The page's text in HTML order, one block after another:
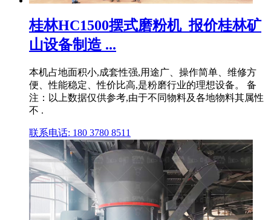
桂林HC1500摆式磨粉机_报价桂林矿
山设备制造 ...
本机占地面积小,成套性强,用途广、操作简单、维修方
便、性能稳定、性价比高,是粉磨行业的理想设备。 备
注：以上数据仅供参考,由于不同物料及各地物料其属性
不 .
联系电话: 180 3780 8511